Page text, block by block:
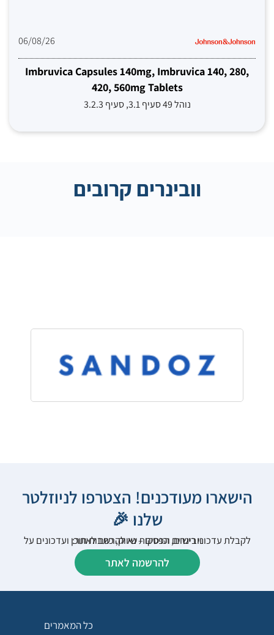
06/08/26
Imbruvica Capsules 140mg, Imbruvica 140, 280,
420, 560mg Tablets
נוהל 49 סעיף 3.1, סעיף 3.2.3
וובינרים קרובים
הישארו מעודכנים! הצטרפו לניוזלטר
שלנו 🎉
לקבלת עדכוני רישום, הפסקות שיווק, כתבות תוכן ועדכונים על וובינרים וכנסים – נא להרשם לאתר:
להרשמה לאתר
כל המאמרים